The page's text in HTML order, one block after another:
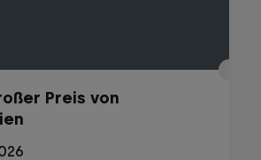
Preis von